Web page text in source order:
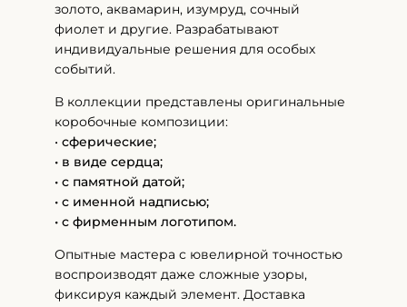
золото, аквамарин, изумруд, сочный
фиолет и другие. Разрабатывают
индивидуальные решения для особых
событий.
В коллекции представлены оригинальные
коробочные композиции:
• сферические;
• в виде сердца;
• с памятной датой;
• с именной надписью;
• с фирменным логотипом.
Опытные мастера с ювелирной точностью
воспроизводят даже сложные узоры,
фиксируя каждый элемент. Доставка